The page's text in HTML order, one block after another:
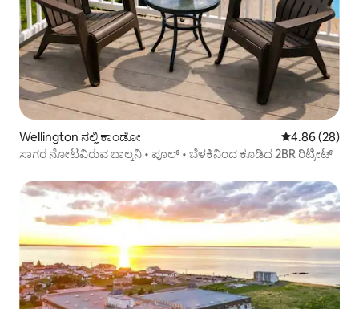
Wellington ನಲ್ಲಿ ಕಾಂಡೋ 5 ರಲ್ಲಿ 4.86
4.86 (28)
ಸಾಗರ ನೋಟವಿರುವ ಬಾಲ್ಕನಿ • ಪೂಲ್ • ಬೆಳಕಿನಿಂದ ಕೂಡಿದ 2BR ರಿಟ್ರೀಟ್